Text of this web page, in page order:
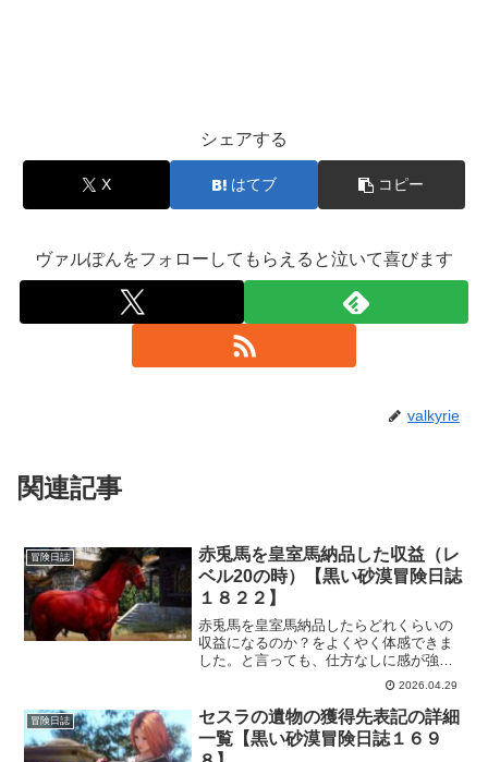
シェアする
X はてブ コピー
ヴァルぽんをフォローしてもらえると泣いて喜びます
valkyrie
関連記事
冒険日誌
赤兎馬を皇室馬納品した収益（レ
ベル20の時）【黒い砂漠冒険日誌
１８２２】
赤兎馬を皇室馬納品したらどれくらいの
収益になるのか？をよくやく体感できま
した。と言っても、仕方なしに感が強い
んですが、これはこれでいい経験になり
ました。最大レベルまでいかなくもかな
りの収益になることがわかったので、残
りの赤兎馬はじっくりでも最大レベルま
で上げてあげます。
2026.04.29
冒険日誌
セスラの遺物の獲得先表記の詳細
一覧【黒い砂漠冒険日誌１６９